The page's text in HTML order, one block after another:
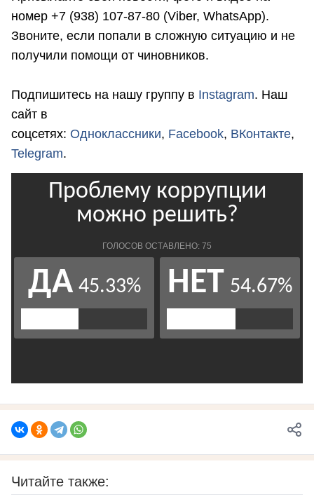
номер +7 (938) 107-87-80 (Viber, WhatsApp).
Звоните, если попали в сложную ситуацию и не
получили помощи от чиновников.
Подпишитесь на нашу группу в Instagram. Наш
сайт в
соцсетях: Одноклассники, Facebook, ВКонтакте,
Telegram.
Читайте также: